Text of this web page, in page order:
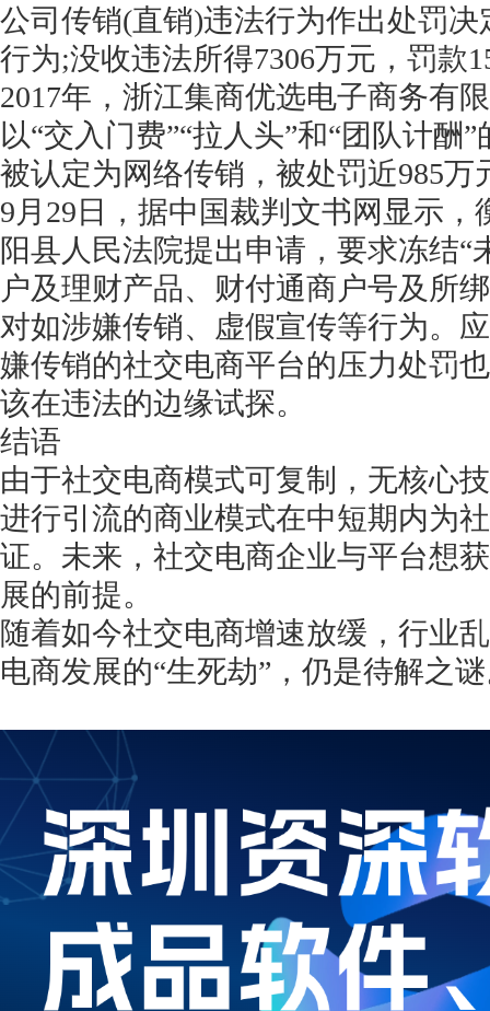
公司传销(直销)违法行为作出处罚
行为;没收违法所得7306万元，罚款
2017年，浙江集商优选电子商务有
以“交入门费”“拉人头”和“团队计酬
被认定为网络传销，被处罚近985万
9月29日，据中国裁判文书网显示
阳县人民法院提出申请，要求冻结“
户及理财产品、财付通商户号及所
对如涉嫌传销、虚假宣传等行为。
嫌传销的社交电商平台的压力处罚
该在违法的边缘试探。
结语
由于社交电商模式可复制，无核心
进行引流的商业模式在中短期内为
证。未来，社交电商企业与平台想
展的前提。
随着如今社交电商增速放缓，行业
电商发展的“生死劫”，仍是待解之